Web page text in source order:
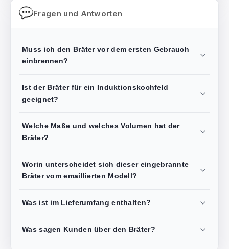
Fragen und Antworten
Muss ich den Bräter vor dem ersten Gebrauch
einbrennen?
Ist der Bräter für ein Induktionskochfeld
geeignet?
Welche Maße und welches Volumen hat der
Bräter?
Worin unterscheidet sich dieser eingebrannte
Bräter vom emaillierten Modell?
Was ist im Lieferumfang enthalten?
Was sagen Kunden über den Bräter?